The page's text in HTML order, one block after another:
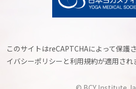
このサイトはreCAPTCHAによって保護
イバシーポリシー と利用規約が適用され